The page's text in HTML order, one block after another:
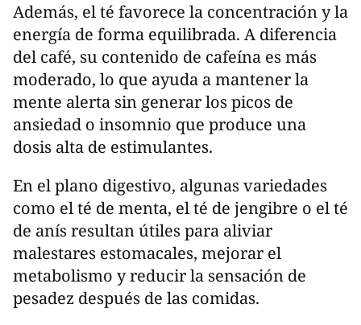
Además, el té favorece la concentración y la
energía de forma equilibrada. A diferencia
del café, su contenido de cafeína es más
moderado, lo que ayuda a mantener la
mente alerta sin generar los picos de
ansiedad o insomnio que produce una
dosis alta de estimulantes.
En el plano digestivo, algunas variedades
como el té de menta, el té de jengibre o el té
de anís resultan útiles para aliviar
malestares estomacales, mejorar el
metabolismo y reducir la sensación de
pesadez después de las comidas.